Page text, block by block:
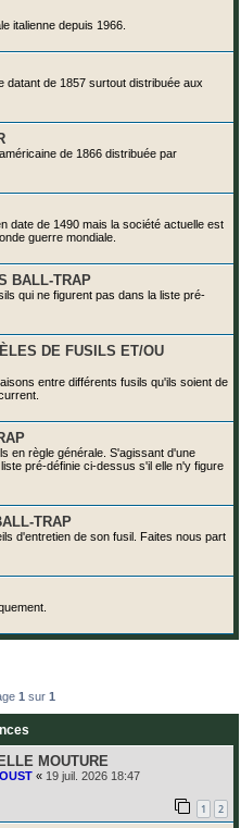
italienne depuis 1966.
datant de 1857 surtout distribuée aux
de 1866 distribuée par
date de 1490 mais la société actuelle est
guerre mondiale.
BALL-TRAP
qui ne figurent pas dans la liste pré-
DE FUSILS ET/OU
entre différents fusils qu'ils soient de
en règle générale. S'agissant d'une
pré-définie ci-dessus s'il elle n'y figure
TRAP
d'entretien de son fusil. Faites nous part
1 sur 1
MOUTURE
« 19 juil. 2026 18:47
1 2